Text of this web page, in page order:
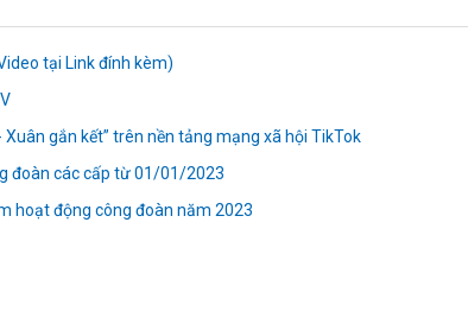
tại Link đính kèm)
gắn kết” trên nền tảng mạng xã hội TikTok
đoàn các cấp từ 01/01/2023
hoạt động công đoàn năm 2023